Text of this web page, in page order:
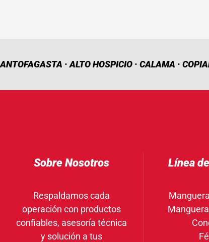
ANTOFAGASTA · ALTO HOSPICIO · CALAMA ·
Sobre Nosotros
Respaldamos cada
operación con productos
confiables, asesoría técnica
y solución a tus
Línea